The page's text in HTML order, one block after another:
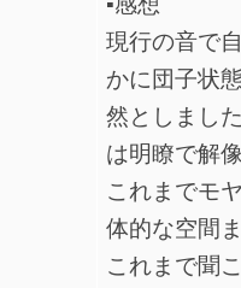
現行の音で
かに団子状
然としまし
は明瞭で解
これまでモ
体的な空間
これまで聞